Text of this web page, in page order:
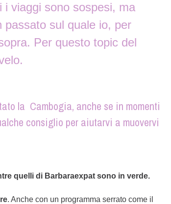
viaggi sono sospesi, ma
sul quale io, per
Per questo topic del
la Cambogia, anche se in momenti
consiglio per aiutarvi a muovervi
quelli di Barbaraexpat sono in verde.
. Anche con un programma serrato come il